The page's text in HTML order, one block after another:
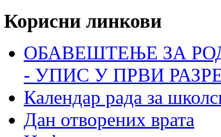
Корисни линкови
ОБАВЕШТЕЊЕ ЗА
- УПИС У ПРВИ
Календар рада за
Дан отворених врата